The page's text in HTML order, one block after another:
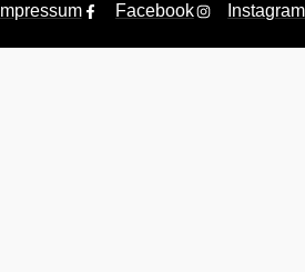
Impressum Facebook Instagram